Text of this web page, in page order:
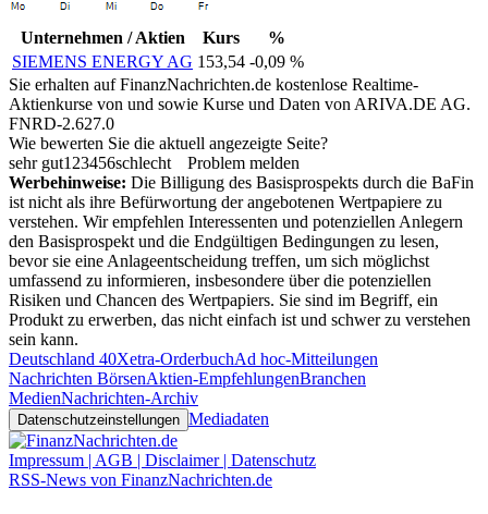
Unternehmen / Aktien Kurs
%
SIEMENS ENERGY AG 153,54 -0,09 %
Sie erhalten auf FinanzNachrichten.de kostenlose Realtime-
Aktienkurse von und sowie Kurse und Daten von ARIVA.DE AG.
FNRD-2.627.0
Wie bewerten Sie die aktuell angezeigte Seite?
sehr gut1 23456schlecht
Problem melden
Werbehinweise: Die Billigung des Basisprospekts durch die BaFin
ist nicht als ihre Befürwortung der angebotenen Wertpapiere zu
verstehen. Wir empfehlen Interessenten und potenziellen Anlegern
den Basisprospekt und die Endgültigen Bedingungen zu lesen,
bevor sie eine Anlageentscheidung treffen, um sich möglichst
umfassend zu informieren, insbesondere über die potenziellen
Risiken und Chancen des Wertpapiers. Sie sind im Begriff, ein
Produkt zu erwerben, das nicht einfach ist und schwer zu verstehen
sein kann.
Deutschland 40Xetra-OrderbuchAd hoc-Mitteilungen
Nachrichten BörsenAktien-EmpfehlungenBranchen
MedienNachrichten-Archiv
Datenschutzeinstellungen Mediadaten
Impressum | AGB | Disclaimer | Datenschutz
RSS-News von FinanzNachrichten.de